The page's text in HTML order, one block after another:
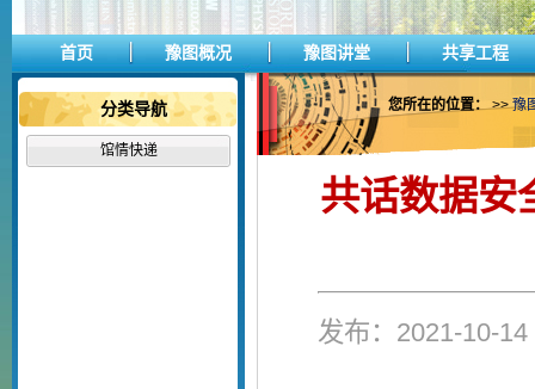
首页 豫图概况 豫图讲堂 共享工程
分类导航
馆情快递
您所在的位置：>>豫
共话数据安
发布：2021-10-